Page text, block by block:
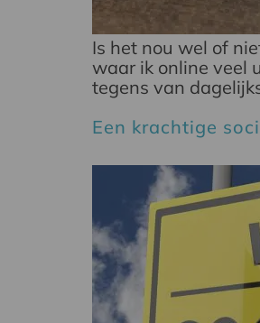
Is het nou wel of
waar ik online veel
tegens van
Een krachtige